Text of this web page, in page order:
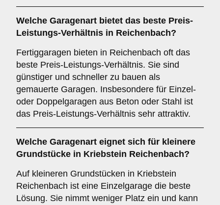
Welche Garagenart bietet das beste Preis-
Leistungs-Verhältnis in Reichenbach?
Fertiggaragen bieten in Reichenbach oft das
beste Preis-Leistungs-Verhältnis. Sie sind
günstiger und schneller zu bauen als
gemauerte Garagen. Insbesondere für Einzel-
oder Doppelgaragen aus Beton oder Stahl ist
das Preis-Leistungs-Verhältnis sehr attraktiv.
Welche Garagenart eignet sich für kleinere
Grundstücke in Kriebstein Reichenbach?
Auf kleineren Grundstücken in Kriebstein
Reichenbach ist eine Einzelgarage die beste
Lösung. Sie nimmt weniger Platz ein und kann